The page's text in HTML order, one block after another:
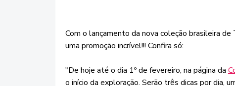
Com o lançamento da nova coleção brasileira de
uma promoção incrível!!! Confira só:
"De hoje até o dia 1º de fevereiro, na página da
o início da exploração. Serão três dicas por dia,